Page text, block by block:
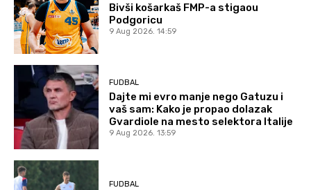
Bivši košarkaš FMP-a stigaou
Podgoricu
9 Aug 2026. 14:59
FUDBAL
Dajte mi evro manje nego Gatuzu i
vaš sam: Kako je propao dolazak
Gvardiole na mesto selektora Italije
9 Aug 2026. 13:59
FUDBAL